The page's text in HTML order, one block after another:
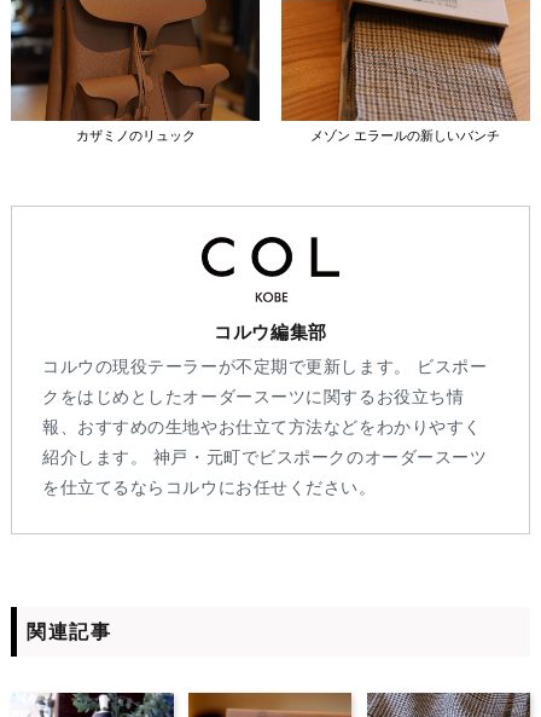
カザミノのリュック メゾン エラールの新しいバンチ
コルウ編集部
コルウの現役テーラーが不定期で更新します。 ビスポー
クをはじめとしたオーダースーツに関するお役立ち情
報、おすすめの生地やお仕立て方法などをわかりやすく
紹介します。 神戸・元町でビスポークのオーダースーツ
を仕立てるならコルウにお任せください。
関連記事